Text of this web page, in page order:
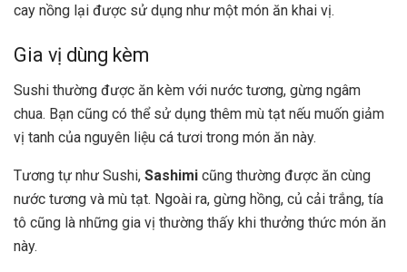
cay nồng lại được sử dụng như một món ăn khai vị.
Gia vị dùng kèm
Sushi thường được ăn kèm với nước tương, gừng ngâm
chua. Bạn cũng có thể sử dụng thêm mù tạt nếu muốn giảm
vị tanh của nguyên liệu cá tươi trong món ăn này.
Tương tự như Sushi, Sashimi cũng thường được ăn cùng
nước tương và mù tạt. Ngoài ra, gừng hồng, củ cải trắng, tía
tô cũng là những gia vị thường thấy khi thưởng thức món ăn
này.